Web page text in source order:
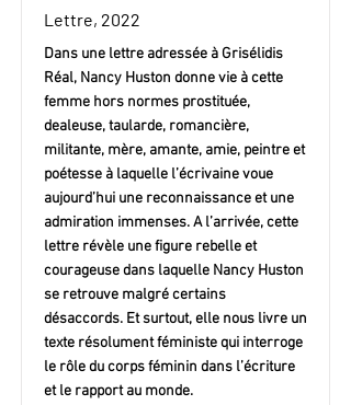
Lettre, 2022
Dans une lettre adressée à Grisélidis
Réal, Nancy Huston donne vie à cette
femme hors normes prostituée,
dealeuse, taularde, romancière,
militante, mère, amante, amie, peintre et
poétesse à laquelle l’écrivaine voue
aujourd’hui une reconnaissance et une
admiration immenses. A l’arrivée, cette
lettre révèle une figure rebelle et
courageuse dans laquelle Nancy Huston
se retrouve malgré certains
désaccords. Et surtout, elle nous livre un
texte résolument féministe qui interroge
le rôle du corps féminin dans l’écriture
et le rapport au monde.